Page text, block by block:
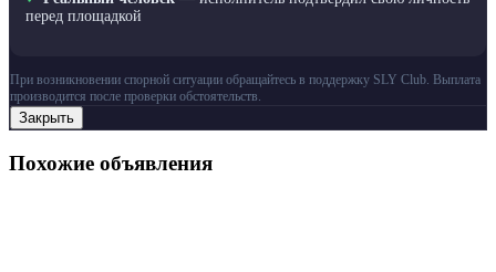
перед площадкой
При возникновении спорной ситуации обращайтесь в поддержку SLY Club. Выплата
производится после проверки обстоятельств.
Закрыть
Похожие объявления